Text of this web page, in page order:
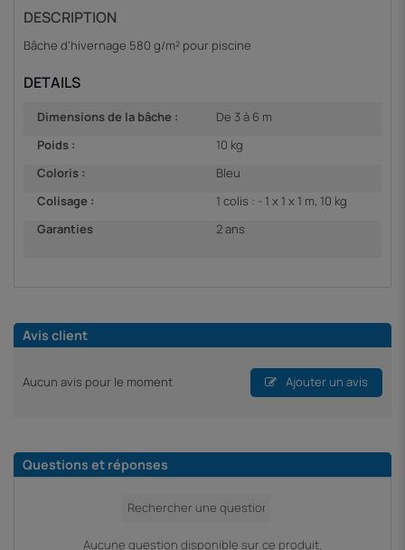
DESCRIPTION
Bâche d'hivernage 580 g/m² pour piscine
DETAILS
Dimensions de la bâche :
De 3 à 6 m
Poids :
10 kg
Coloris :
Bleu
Colisage :
1 colis : - 1 x 1 x 1 m, 10 kg
Garanties
2 ans
Avis client
Aucun avis pour le moment Ajouter un avis
Questions et réponses
Aucune question disponible sur ce produit.